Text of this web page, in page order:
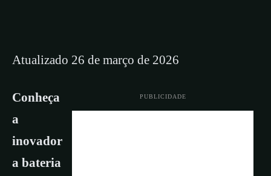
Atualizado 26 de março de 2026
PUBLICIDADE
Conheça
a
inovador
a bateria